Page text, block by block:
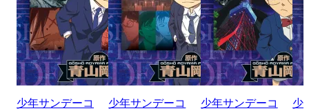
少年サンデーコ
少年サンデーコ
少年サンデーコ
少